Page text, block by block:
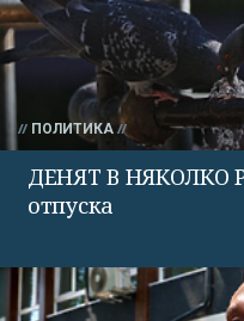
ПОЛИТИКА
ДЕНЯТ В НЯКОЛКО
отпуска